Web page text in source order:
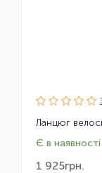
Є в наявності
1 925грн.